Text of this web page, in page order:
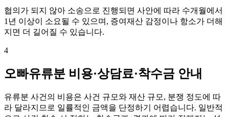
협의가 되지 않아 소송으로 진행되면 사안에 따라 수개월에서
1년 이상이 소요될 수 있으며, 증여재산 감정이나 항소가 더해
지면 더 길어질 수 있습니다.
4
오빠유류분 비용·상담료·착수금 안내
유류분 사건의 비용은 사건 규모와 재산 규모, 분쟁 정도에 따
라 달라지므로 일률적인 금액을 단정하기 어렵습니다. 일반적